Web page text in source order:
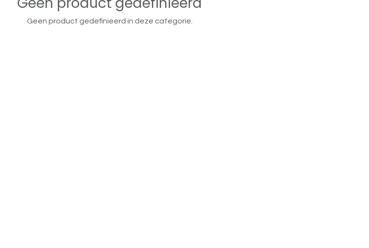
Geen product gedefinieerd in deze categorie.